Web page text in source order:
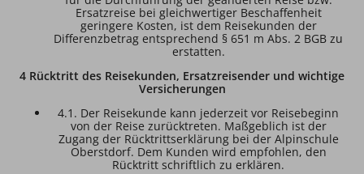
Ersatzreise bei gleichwertiger Beschaffenheit
geringere Kosten, ist dem Reisekunden der
Differenzbetrag entsprechend § 651 m Abs. 2 BGB zu
erstatten.
4 Rücktritt des Reisekunden, Ersatzreisender und wichtige
Versicherungen
4.1. Der Reisekunde kann jederzeit vor Reisebeginn
von der Reise zurücktreten. Maßgeblich ist der
Zugang der Rücktrittserklärung bei der Alpinschule
Oberstdorf. Dem Kunden wird empfohlen, den
Rücktritt schriftlich zu erklären.